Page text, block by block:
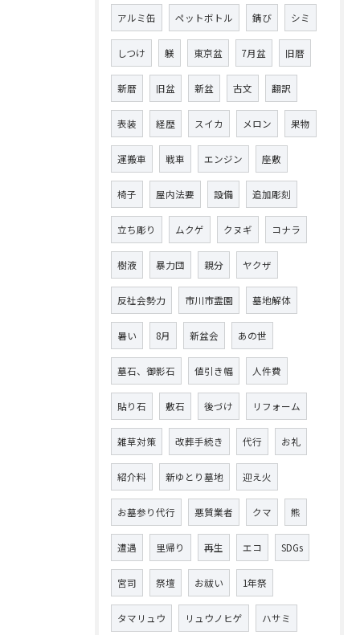
アルミ缶 ペットボトル 錆び シミ
しつけ 躾 東京盆 7月盆 旧暦
新暦 旧盆 新盆 古文 翻訳
表装 経歴 スイカ メロン 果物
運搬車 戦車 エンジン 座敷
椅子 屋内法要 設備 追加彫刻
立ち彫り ムクゲ クヌギ コナラ
樹液 暴力団 親分 ヤクザ
反社会勢力 市川市霊園 墓地解体
暑い 8月 新盆会 あの世
墓石、御影石 値引き幅 人件費
貼り石 敷石 後づけ リフォーム
雑草対策 改葬手続き 代行 お礼
紹介料 新ゆとり墓地 迎え火
お墓参り代行 悪質業者 クマ 熊
遭遇 里帰り 再生 エコ SDGs
宮司 祭壇 お祓い 1年祭
タマリュウ リュウノヒゲ ハサミ